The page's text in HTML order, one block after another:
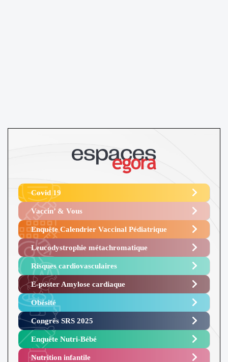
Covid 19
Vaccin’ & Vous
Enquête Calendrier Vaccinal Pédiatrique
Leucodystrophie métachromatique
Risques cardiovasculaires
E-poster Amylose cardiaque ​
Obésité ​
Congrès SRS 2025 ​
Enquête Nutri-Bébé ​
Nutrition infantile